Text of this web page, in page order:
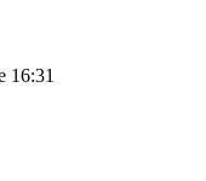
16:31